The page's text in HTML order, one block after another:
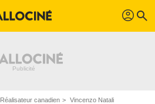
profil search
Réalisateur canadien Vincenzo Natali